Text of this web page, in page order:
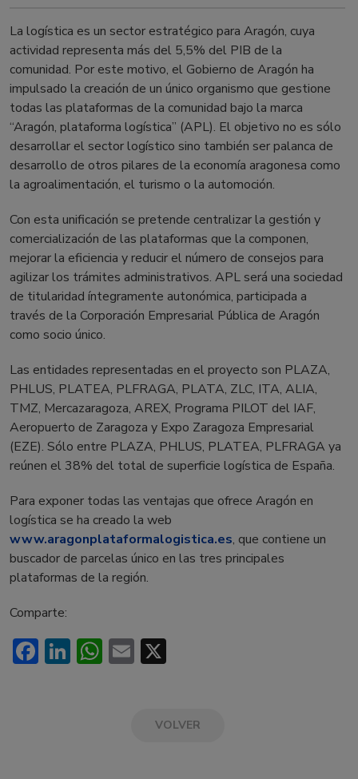
La logística es un sector estratégico para Aragón, cuya
actividad representa más del 5,5% del PIB de la
comunidad. Por este motivo, el Gobierno de Aragón ha
impulsado la creación de un único organismo que gestione
todas las plataformas de la comunidad bajo la marca
“Aragón, plataforma logística” (APL). El objetivo no es sólo
desarrollar el sector logístico sino también ser palanca de
desarrollo de otros pilares de la economía aragonesa como
la agroalimentación, el turismo o la automoción.
Con esta unificación se pretende centralizar la gestión y
comercialización de las plataformas que la componen,
mejorar la eficiencia y reducir el número de consejos para
agilizar los trámites administrativos. APL será una sociedad
de titularidad íntegramente autonómica, participada a
través de la Corporación Empresarial Pública de Aragón
como socio único.
Las entidades representadas en el proyecto son PLAZA,
PHLUS, PLATEA, PLFRAGA, PLATA, ZLC, ITA, ALIA,
TMZ, Mercazaragoza, AREX, Programa PILOT del IAF,
Aeropuerto de Zaragoza y Expo Zaragoza Empresarial
(EZE). Sólo entre PLAZA, PHLUS, PLATEA, PLFRAGA ya
reúnen el 38% del total de superficie logística de España.
Para exponer todas las ventajas que ofrece Aragón en
logística se ha creado la web
www.aragonplataformalogistica.es, que contiene un
buscador de parcelas único en las tres principales
plataformas de la región.
Comparte:
Facebook
LinkedIn
WhatsApp
Email
VOLVER